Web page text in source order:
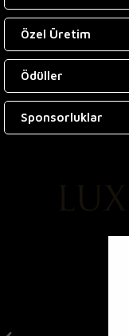
Özel Üretim
Ödüller
Sponsorluklar